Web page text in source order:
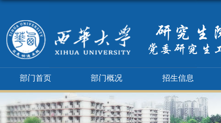
部门首页 部门概况 招生信息